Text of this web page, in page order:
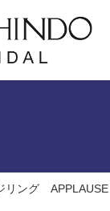
ング APPLAUSE